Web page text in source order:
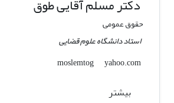
دکتر مسلم آقایی طوق
حقوق عمومی
استاد دانشگاه علوم قضایی
moslemtog
yahoo.com
بیشتر